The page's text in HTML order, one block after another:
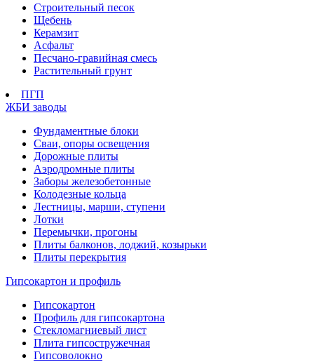
Строительный песок
Щебень
Керамзит
Асфальт
Песчано-гравийная смесь
Растительный грунт
ПГП
ЖБИ заводы
Фундаментные блоки
Сваи, опоры освещения
Дорожные плиты
Аэродромные плиты
Заборы железобетонные
Колодезные кольца
Лестницы, марши, ступени
Лотки
Перемычки, прогоны
Плиты балконов, лоджий, козырьки
Плиты перекрытия
Гипсокартон и профиль
Гипсокартон
Профиль для гипсокартона
Стекломагниевый лист
Плита гипсостружечная
Гипсоволокно